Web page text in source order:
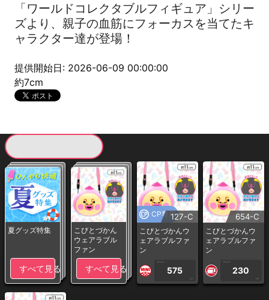
「ワールドコレクタブルフィギュア」シリー
ズより、親子の血筋にフォーカスを当てたキ
ャラクター達が登場！
提供開始日: 2026-06-09 00:00:00
約7cm
夏グッズ特集
すべて見る
こびとづかん
ウェアラブル
ファン
すべて見る
CP専用127-C
こびとづかんウ
ェアラブルファ
ン
1PLAY
575
CP
654-C
こびとづかんウ
ェアラブルファ
ン
1PLAY
230
CP